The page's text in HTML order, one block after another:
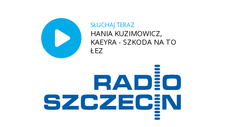
SŁUCHAJ TERAZ
HANIA KUZIMOWICZ,
KAEYRA - SZKODA NA TO
ŁEZ